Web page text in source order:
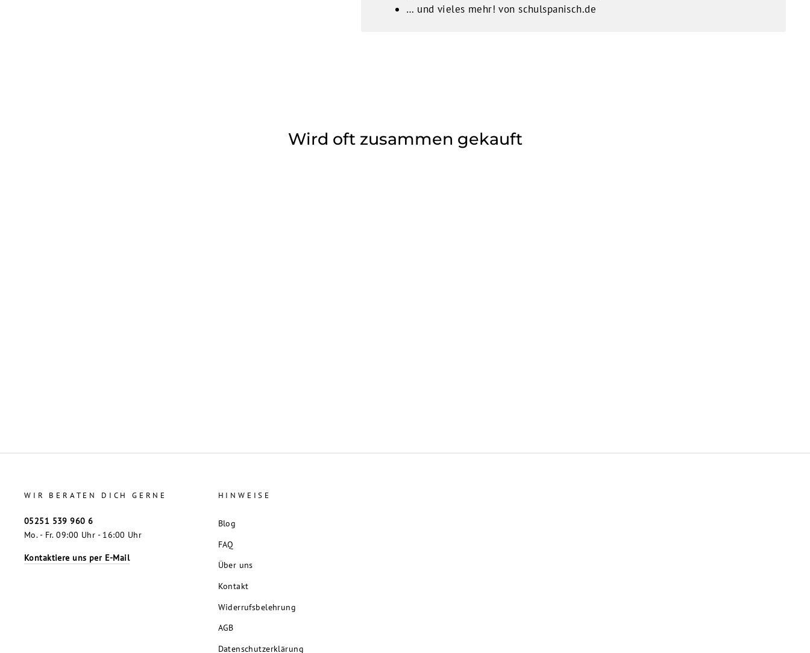
… und vieles mehr! von schulspanisch.de
Wird oft zusammen gekauft
WIR BERATEN DICH GERNE
05251 539 960 6
Mo. - Fr. 09:00 Uhr - 16:00 Uhr
Kontaktiere uns per E-Mail
HINWEISE
Blog
FAQ
Über uns
Kontakt
Widerrufsbelehrung
AGB
Datenschutzerklärung